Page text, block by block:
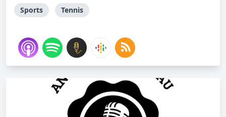
Sports Tennis